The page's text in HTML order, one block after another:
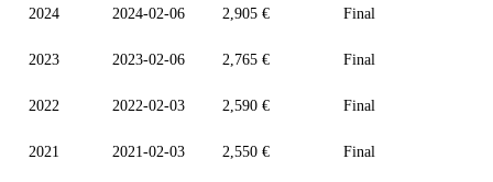
2024 2024-02-06 2,905 € Final
2023 2023-02-06 2,765 € Final
2022 2022-02-03 2,590 € Final
2021 2021-02-03 2,550 € Final